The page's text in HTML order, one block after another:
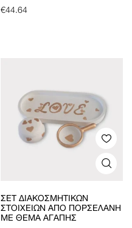
€44.64
ΣΕΤ ΔΙΑΚΟΣΜΗΤΙΚΏΝ
ΣΤΟΙΧΕΊΩΝ ΑΠΌ ΠΟΡΣΕΛΆΝΗ
ΜΕ ΘΈΜΑ ΑΓΆΠΗΣ